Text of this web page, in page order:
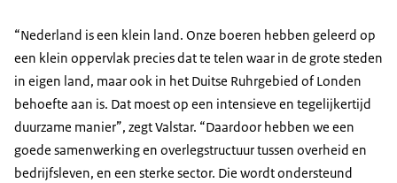
“Nederland is een klein land. Onze boeren hebben geleerd op
een klein oppervlak precies dat te telen waar in de grote steden
in eigen land, maar ook in het Duitse Ruhrgebied of Londen
behoefte aan is. Dat moest op een intensieve en tegelijkertijd
duurzame manier”, zegt Valstar. “Daardoor hebben we een
goede samenwerking en overlegstructuur tussen overheid en
bedrijfsleven, en een sterke sector. Die wordt ondersteund